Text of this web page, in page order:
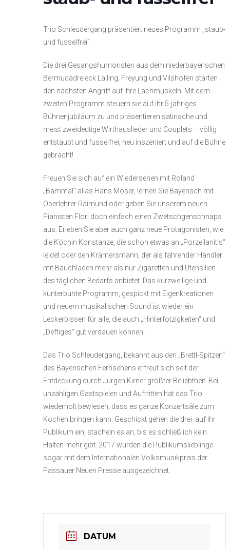
Trio Schleudergang präsentiert neues Programm „staub-
und fusselfrei“
Die drei Gesangshumoristen aus dem niederbayerischen
Bermudadreieck Lalling, Freyung und Vilshofen starten
den nächsten Angriff auf Ihre Lachmuskeln. Mit dem
zweiten Programm steuern sie auf ihr 5-jähriges
Bühnenjubiläum zu und präsentieren satirische und
meist zweideutige Wirthauslieder und Couplets – völlig
entstaubt und fusselfrei, neu inszeniert und auf die Bühne
gebracht!
Freuen Sie sich auf ein Wiedersehen mit Roland
„Bämmal“ alias Hans Moser, lernen Sie Bayerisch mit
Oberlehrer Raimund oder geben Sie unserem neuen
Pianisten Flori doch einfach einen Zwetschgenschnaps
aus. Erleben Sie aber auch ganz neue Protagonisten, wie
die Köchin Konstanze, die schon etwas an „Porzellanitis“
leidet oder den Krämersmann, der als fahrender Händler
mit Bauchladen mehr als nur Zigaretten und Utensilien
des täglichen Bedarfs anbietet. Das kurzweilige und
kunterbunte Programm, gespickt mit Eigenkreationen
und neuem musikalischen Sound ist wieder ein
Leckerbissen für alle, die auch „Hinterfotzigkeiten“ und
„Deftiges“ gut verdauen können.
Das Trio Schleudergang, bekannt aus den „Brettl-Spitzen“
des Bayerischen Fernsehens erfreut sich seit der
Entdeckung durch Jürgen Kirner größter Beliebtheit. Bei
unzähligen Gastspielen und Auftritten hat das Trio
wiederholt bewiesen, dass es ganze Konzertsäle zum
Kochen bringen kann. Geschickt gehen die drei auf ihr
Publikum ein, stacheln es an, bis es schließlich kein
Halten mehr gibt. 2017 wurden die Publikumslieblinge
sogar mit dem Internationalen Volksmusikpreis der
Passauer Neuen Presse ausgezeichnet.
DATUM